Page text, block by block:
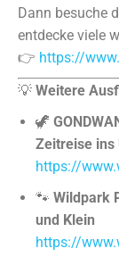
Dann besuche
entdecke viele
👉 https://
💡 Weitere
🦖
Zeitreise ins
https://
🐾 Wildpark
und Klein
https://